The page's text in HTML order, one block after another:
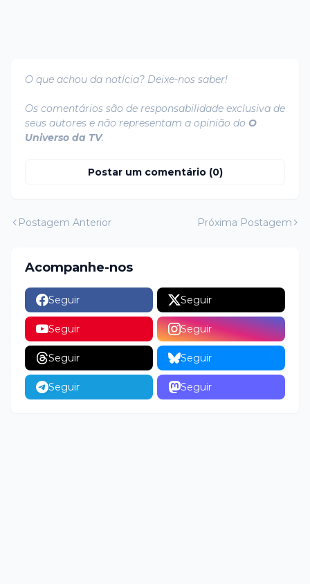
O que achou da notícia? Deixe-nos saber!
Os comentários são de responsabilidade exclusiva de
seus autores e não representam a opinião do O
Universo da TV.
Postar um comentário (0)
Postagem Anterior Próxima Postagem
Acompanhe-nos
Seguir Seguir
Seguir Seguir
Seguir Seguir
Seguir Seguir